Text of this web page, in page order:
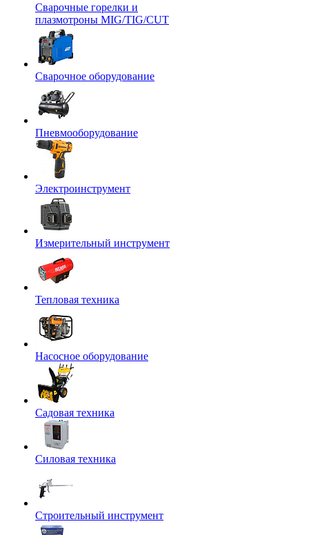
Сварочные горелки и
плазмотроны MIG/TIG/CUT
Сварочное оборудование
Пневмооборудование
Электроинструмент
Измерительный инструмент
Тепловая техника
Насосное оборудование
Садовая техника
Силовая техника
Строительный инструмент